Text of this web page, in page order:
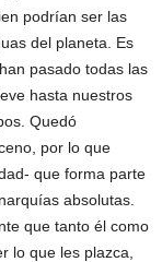
podrían ser las
del planeta. Es
pasado todas las
hasta nuestros
Quedó
por lo que
que forma parte
absolutas.
que tanto él como
lo que les plazca,